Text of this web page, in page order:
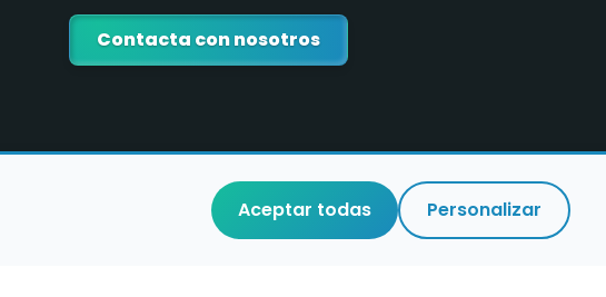
Contacta con nosotros
Aceptar todas Personalizar